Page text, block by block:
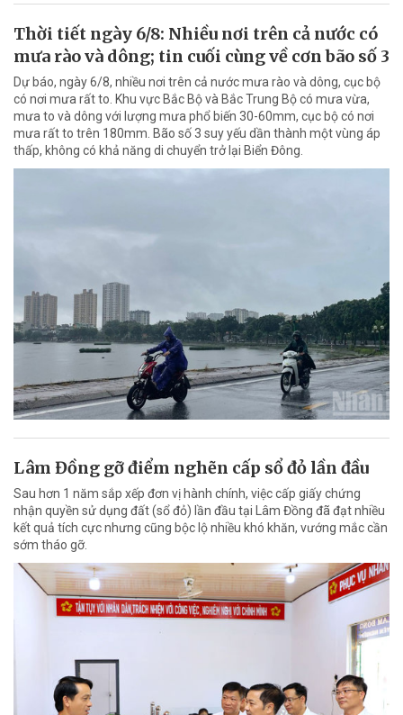
Thời tiết ngày 6/8: Nhiều nơi trên cả nước có
mưa rào và dông; tin cuối cùng về cơn bão số 3
Dự báo, ngày 6/8, nhiều nơi trên cả nước mưa rào và dông, cục bộ
có nơi mưa rất to. Khu vực Bắc Bộ và Bắc Trung Bộ có mưa vừa,
mưa to và dông với lượng mưa phổ biến 30-60mm, cục bộ có nơi
mưa rất to trên 180mm. Bão số 3 suy yếu dần thành một vùng áp
thấp, không có khả năng di chuyển trở lại Biển Đông.
Lâm Đồng gỡ điểm nghẽn cấp sổ đỏ lần đầu
Sau hơn 1 năm sắp xếp đơn vị hành chính, việc cấp giấy chứng
nhận quyền sử dụng đất (sổ đỏ) lần đầu tại Lâm Đồng đã đạt nhiều
kết quả tích cực nhưng cũng bộc lộ nhiều khó khăn, vướng mắc cần
sớm tháo gỡ.